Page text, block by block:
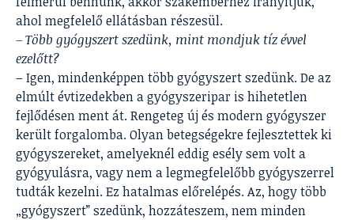
ahol megfelelő ellátásban részesül.
– Több gyógyszert szedünk, mint mondjuk tíz évvel
ezelőtt?
– Igen, mindenképpen több gyógyszert szedünk. De az
elmúlt évtizedekben a gyógyszeripar is hihetetlen
fejlődésen ment át. Rengeteg új és modern gyógyszer
került forgalomba. Olyan betegségekre fejlesztettek ki
gyógyszereket, amelyeknél eddig esély sem volt a
gyógyulásra, vagy nem a legmegfelelőbb gyógyszerrel
tudták kezelni. Ez hatalmas előrelépés. Az, hogy több
„gyógyszert” szedünk, hozzáteszem, nem minden